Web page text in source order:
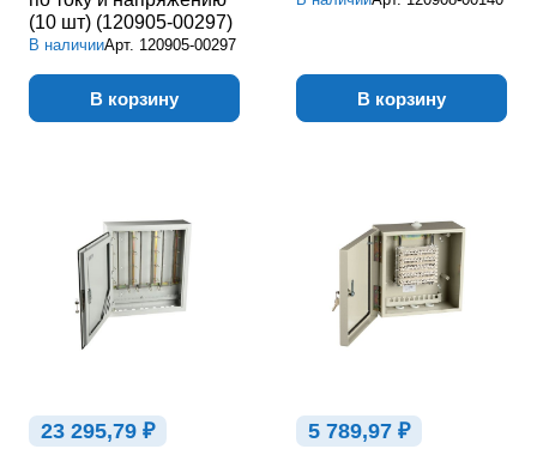
(10 шт) (120905-00297)
В наличииАрт. 120905-00297
В корзину В корзину
23 295,79 ₽ 5 789,97 ₽